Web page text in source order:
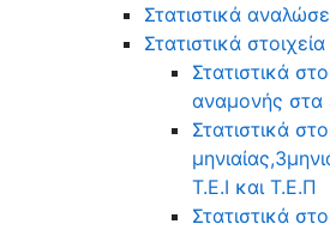
Στατιστικά
Στατιστικά στοιχεία
Στατιστικά
αναμονής στα
Στατιστικά
Τ.Ε.Ι και Τ.Ε.Π
Στατιστικά